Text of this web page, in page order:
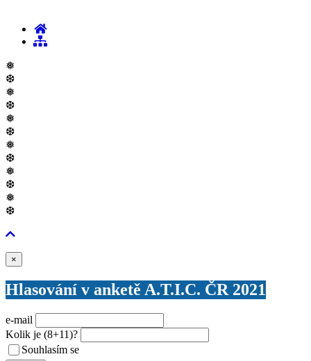
❅
❆
❅
❆
❅
❆
❅
❆
❅
❆
❅
❆
×
Hlasování v anketě A.T.I.C. ČR 2021
e-mail
Kolik je (8+11)?
Souhlasím se